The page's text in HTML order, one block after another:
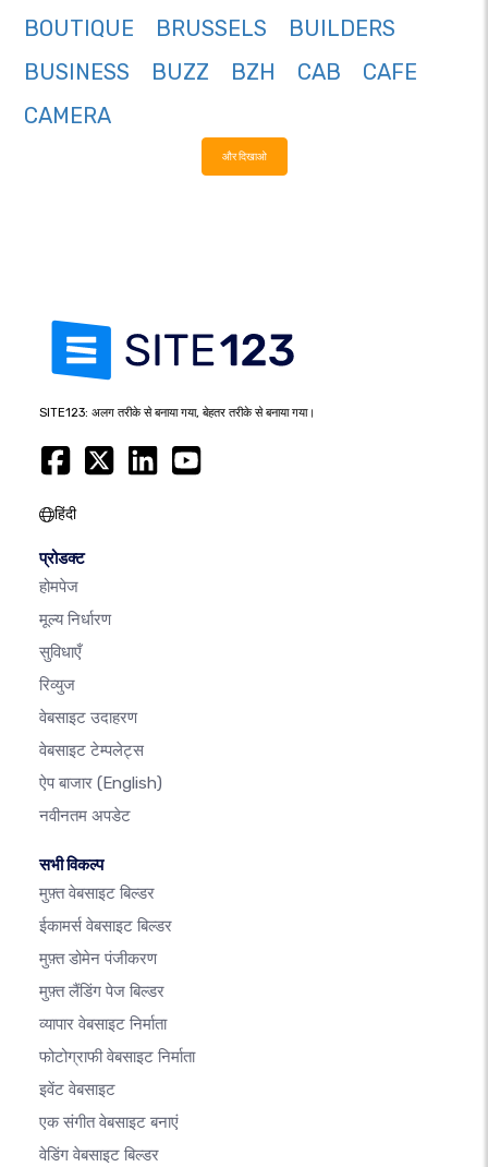
BOUTIQUE
BRUSSELS
BUILDERS
BUSINESS
BUZZ BZH CAB
CAFE
CAMERA
और दिखाओ
SITE123: अलग तरीके से बनाया गया, बेहतर तरीके से बनाया गया।
हिंदी
प्रोडक्ट
होमपेज
मूल्य निर्धारण
सुविधाएँ
रिव्युज
वेबसाइट उदाहरण
वेबसाइट टेम्पलेट्स
ऐप बाजार (English)
नवीनतम अपडेट
सभी विकल्प
मुफ़्त वेबसाइट बिल्डर
ईकामर्स वेबसाइट बिल्डर
मुफ़्त डोमेन पंजीकरण
मुफ़्त लैंडिंग पेज बिल्डर
व्यापार वेबसाइट निर्माता
फोटोग्राफी वेबसाइट निर्माता
इवेंट वेबसाइट
एक संगीत वेबसाइट बनाएं
वेडिंग वेबसाइट बिल्डर